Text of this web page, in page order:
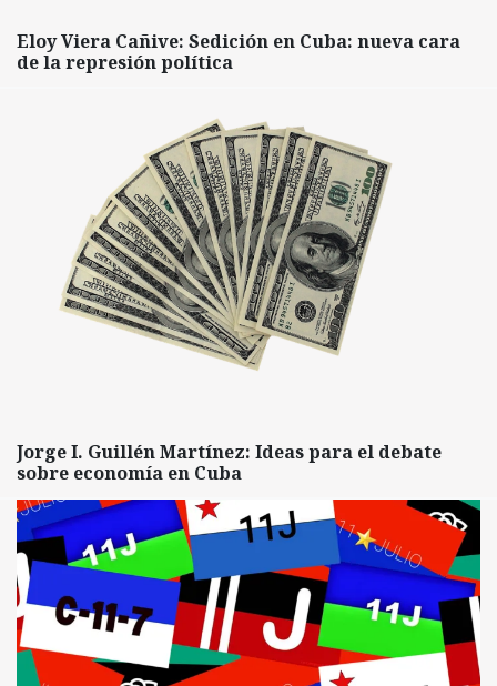
Eloy Viera Cañive: Sedición en Cuba: nueva cara
de la represión política
Jorge I. Guillén Martínez: Ideas para el debate
sobre economía en Cuba